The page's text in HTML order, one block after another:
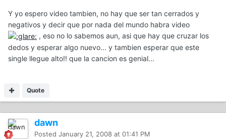
Y yo espero video tambien, no hay que ser tan cerrados y
negativos y decir que por nada del mundo habra video
, eso no lo sabemos aun, asi que hay que cruzar los
dedos y esperar algo nuevo... y tambien esperar que este
single llegue alto!! que la cancion es genial...
Quote
dawn
Posted January 21, 2008 at 01:41 PM